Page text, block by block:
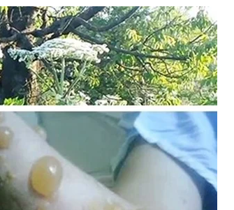
області
2021–2027,
України й Польщі від
борщівника у дев’яти
косарками, акумуляторними
захисними костюмами,
трактори, косарки й плуги для
громад-учасниць, а також